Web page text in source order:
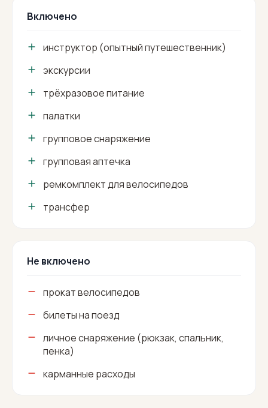
Включено
инструктор (опытный путешественник)
экскурсии
трёхразовое питание
палатки
групповое снаряжение
групповая аптечка
ремкомплект для велосипедов
трансфер
Не включено
прокат велосипедов
билеты на поезд
личное снаряжение (рюкзак, спальник,
пенка)
карманные расходы